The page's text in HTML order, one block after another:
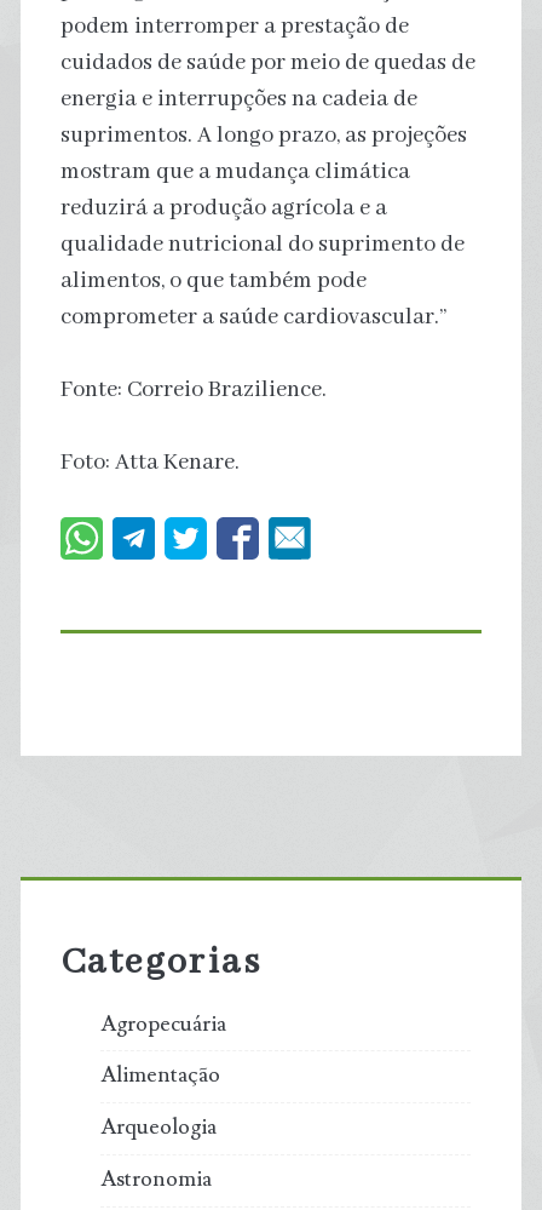
podem interromper a prestação de
cuidados de saúde por meio de quedas de
energia e interrupções na cadeia de
suprimentos. A longo prazo, as projeções
mostram que a mudança climática
reduzirá a produção agrícola e a
qualidade nutricional do suprimento de
alimentos, o que também pode
comprometer a saúde cardiovascular.”
Fonte: Correio Brazilience.
Foto: Atta Kenare.
Primary
Sidebar
Categorias
Agropecuária
Alimentação
Arqueologia
Astronomia